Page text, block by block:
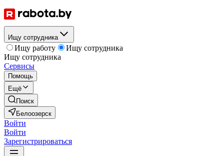
Ищу сотрудника
Ищу работу
Ищу сотрудника
Ищу сотрудника
Сервисы
Помощь
Ещё
Поиск
Белоозерск
Войти
Войти
Зарегистрироваться